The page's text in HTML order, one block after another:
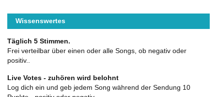
Wissenswertes
Täglich 5 Stimmen.
Frei verteilbar über einen oder alle Songs, ob negativ oder
positiv..
Live Votes - zuhören wird belohnt
Log dich ein und geb jedem Song während der Sendung 10